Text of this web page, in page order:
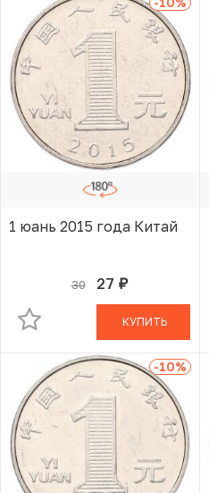
1 юань 2015 года Китай
30 27 руб.
В КОРЗИНЕ
КУПИТЬ
-10%